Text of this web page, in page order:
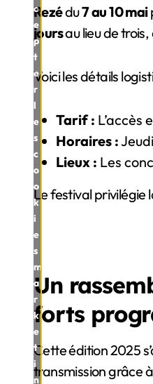
Rezédu7 au 10 mai
joursau lieu de
Voici les détails
Tarif : L’accès
Horaires :
Lieux : Les
Le festival privilégie
c
e
p
t
e
r
l
e
s
c
o
o
k
i
e
s
m
a
r
k
e
t
i
n
Un
forts
Cette édition 2025
transmission grâce